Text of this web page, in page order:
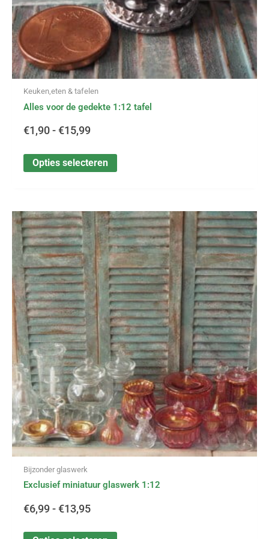
Keuken,eten & tafelen
Alles voor de gedekte 1:12 tafel
€1,90 - €15,99
Opties selecteren
productpagina
Bijzonder glaswerk
Exclusief miniatuur glaswerk 1:12
€6,99 - €13,95
Prijsklasse:
€6,99
tot
€13,95
Dit
product
heeft
meerdere
variaties.
Deze
optie
kan
gekozen
worden
op
de
productpagina